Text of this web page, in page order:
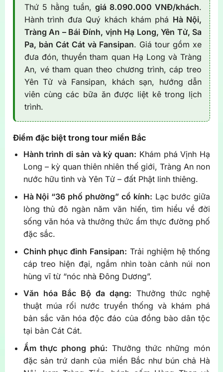
Thứ 5 hằng tuần, giá 8.090.000 VNĐ/khách.
Hành trình đưa Quý khách khám phá Hà Nội,
Tràng An – Bái Đính, vịnh Hạ Long, Yên Tử, Sa
Pa, bản Cát Cát và Fansipan. Giá tour gồm xe
đưa đón, thuyền tham quan Hạ Long và Tràng
An, vé tham quan theo chương trình, cáp treo
Yên Tử và Fansipan, khách sạn, hướng dẫn
viên cùng các bữa ăn được liệt kê trong lịch
trình.
Điểm đặc biệt trong tour miền Bắc
Hành trình di sản và kỳ quan: Khám phá Vịnh Hạ
Long – kỳ quan thiên nhiên thế giới, Tràng An non
nước hữu tình và Yên Tử – đất Phật linh thiêng.
Hà Nội “36 phố phường” cổ kính: Lạc bước giữa
lòng thủ đô ngàn năm văn hiến, tìm hiểu về đời
sống văn hóa và thưởng thức ẩm thực đường phố
đặc sắc.
Chinh phục đỉnh Fansipan: Trải nghiệm hệ thống
cáp treo hiện đại, ngắm nhìn toàn cảnh núi non
hùng vĩ từ “nóc nhà Đông Dương”.
Văn hóa Bắc Bộ đa dạng: Thưởng thức nghệ
thuật múa rối nước truyền thống và khám phá
bản sắc văn hóa độc đáo của đồng bào dân tộc
tại bản Cát Cát.
Ẩm thực phong phú: Thưởng thức những món
đặc sản trứ danh của miền Bắc như bún chả Hà